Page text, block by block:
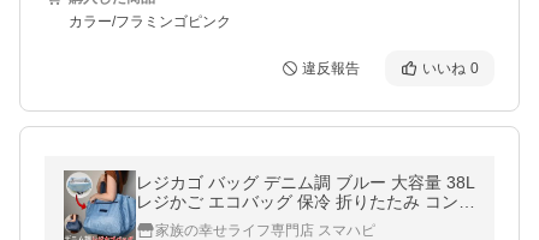
カラー/フラミンゴピンク
違反報告 いいね 0
レジカゴ バッグ デニム調 ブルー 大容量 38L
レジかご エコバッグ 保冷 折りたたみ コンパ
クト 買い物
家族の幸せライフ専門店 スマハピ